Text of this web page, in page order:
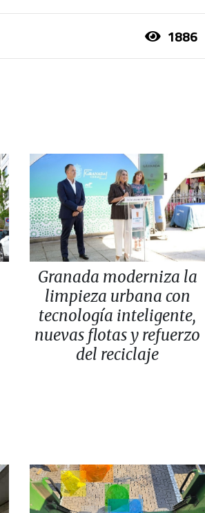
1886
Granada moderniza la
limpieza urbana con
tecnología inteligente,
nuevas flotas y refuerzo
del reciclaje